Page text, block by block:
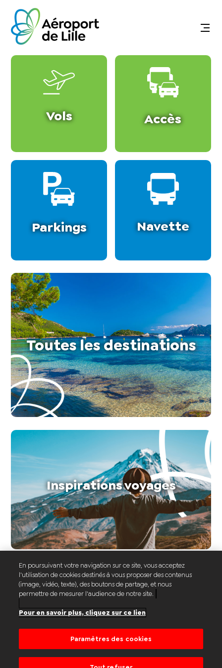
Vols Accès
Parkings Navette
Toutes les destinations
Inspirations voyages
Réservez votre vol au
départ de Lille
Nous contacter Version classique
En poursuivant votre navigation sur ce site, vous acceptez
l'utilisation de cookies destinés à vous proposer des contenus
(image, vidéo, texte), des boutons de partage, et nous
permettre de mesurer l'audience de notre site.
Pour en savoir plus, cliquez sur ce lien
Paramètres des cookies